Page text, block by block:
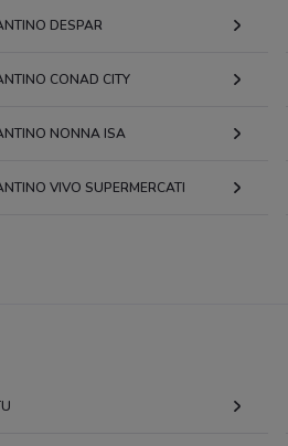
DESPAR
CONAD CITY
NONNA ISA
VIVO SUPERMERCATI